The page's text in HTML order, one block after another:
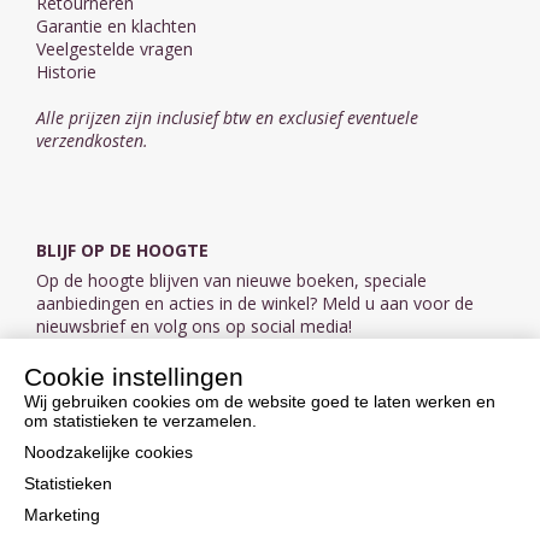
Garantie en klachten
Veelgestelde vragen
Historie
Alle prijzen zijn inclusief btw en exclusief eventuele
verzendkosten.
BLIJF OP DE HOOGTE
Op de hoogte blijven van nieuwe boeken, speciale
aanbiedingen en acties in de winkel? Meld u aan voor de
nieuwsbrief en volg ons op social media!
Aanmelden nieuwsbrief
VOLG ONS OP SOCIAL MEDIA
Cookie instellingen
Wij gebruiken cookies om de website goed te laten werken en
om statistieken te verzamelen.
Noodzakelijke cookies
Statistieken
Marketing